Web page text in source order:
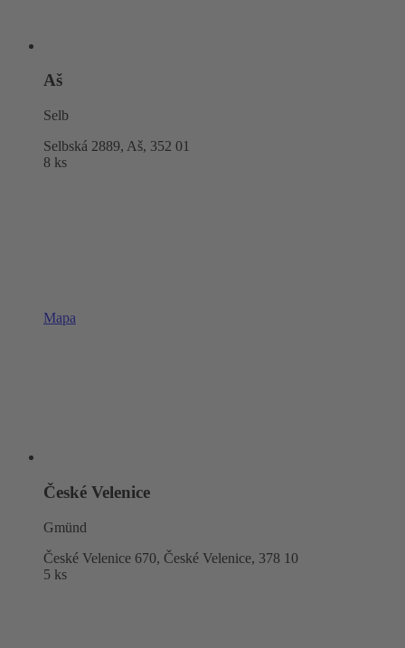
Aš
Selb
Selbská 2889, Aš, 352 01
8 ks
Mapa
České Velenice
Gmünd
České Velenice 670, České Velenice, 378 10
5 ks